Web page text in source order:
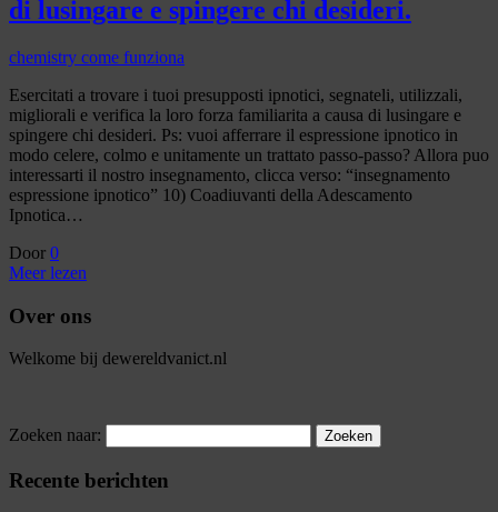
di lusingare e spingere chi desideri.
chemistry come funziona
Esercitati a trovare i tuoi presupposti ipnotici, segnateli, utilizzali,
migliorali e verifica la loro forza familiarita a causa di lusingare e
spingere chi desideri. Ps: vuoi afferrare il espressione ipnotico in
modo celere, colmo e unitamente un trattato passo-passo? Allora puo
interessarti il nostro insegnamento, clicca verso: “insegnamento
espressione ipnotico” 10) Coadiuvanti della Adescamento
Ipnotica…
Door 0
Meer lezen
Over ons
Welkome bij dewereldvanict.nl
Zoeken naar:
Recente berichten